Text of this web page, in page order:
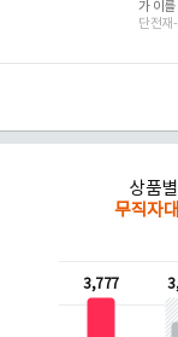
가 이
단전재
상품
무직자
3,777